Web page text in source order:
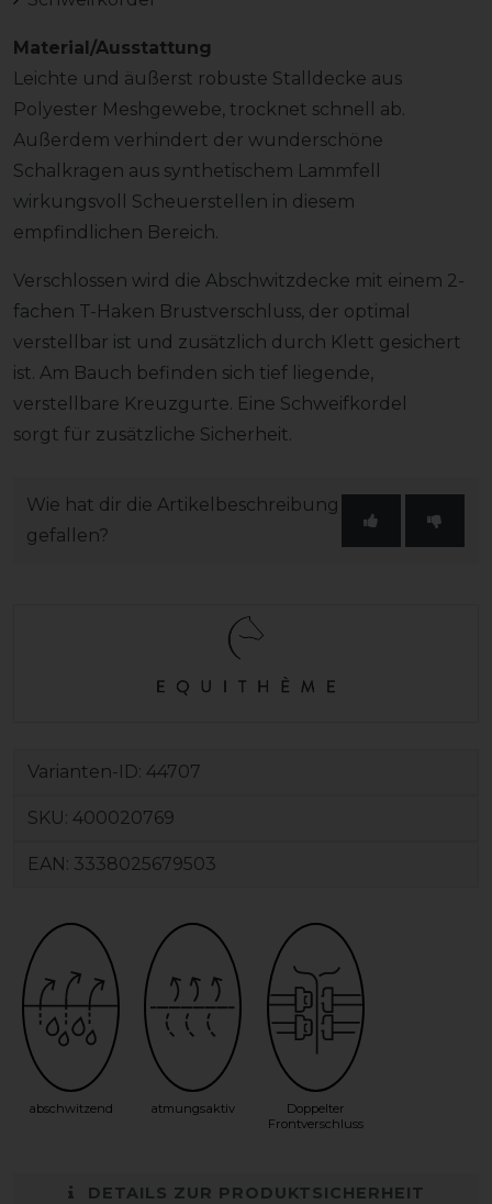
Material/Ausstattung
Leichte und äußerst robuste Stalldecke aus
Polyester Meshgewebe, trocknet schnell ab.
Außerdem verhindert der wunderschöne
Schalkragen aus synthetischem Lammfell
wirkungsvoll Scheuerstellen in diesem
empfindlichen Bereich.
Verschlossen wird die Abschwitzdecke mit einem 2-
fachen T-Haken Brustverschluss, der optimal
verstellbar ist und zusätzlich durch Klett gesichert
ist. Am Bauch befinden sich tief liegende,
verstellbare Kreuzgurte. Eine Schweifkordel
sorgt für zusätzliche Sicherheit.
Wie hat dir die Artikelbeschreibung
gefallen?
Varianten-ID: 44707
SKU: 400020769
EAN: 3338025679503
abschwitzend atmungsaktiv
Doppelter
Frontverschluss
DETAILS ZUR PRODUKTSICHERHEIT